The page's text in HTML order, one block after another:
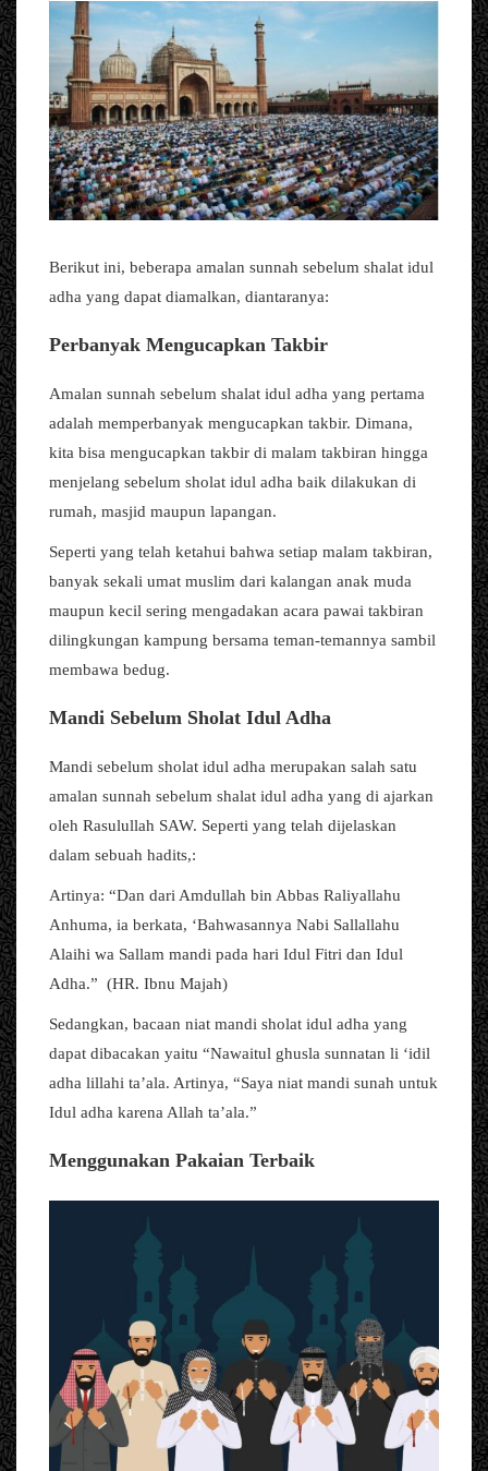
Berikut ini, beberapa amalan sunnah sebelum shalat idul
adha yang dapat diamalkan, diantaranya:
Perbanyak Mengucapkan Takbir
Amalan sunnah sebelum shalat idul adha yang pertama
adalah memperbanyak mengucapkan takbir. Dimana,
kita bisa mengucapkan takbir di malam takbiran hingga
menjelang sebelum sholat idul adha baik dilakukan di
rumah, masjid maupun lapangan.
Seperti yang telah ketahui bahwa setiap malam takbiran,
banyak sekali umat muslim dari kalangan anak muda
maupun kecil sering mengadakan acara pawai takbiran
dilingkungan kampung bersama teman-temannya sambil
membawa bedug.
Mandi Sebelum Sholat Idul Adha
Mandi sebelum sholat idul adha merupakan salah satu
amalan sunnah sebelum shalat idul adha yang di ajarkan
oleh Rasulullah SAW. Seperti yang telah dijelaskan
dalam sebuah hadits,:
Artinya: “Dan dari Amdullah bin Abbas Raliyallahu
Anhuma, ia berkata, ‘Bahwasannya Nabi Sallallahu
Alaihi wa Sallam mandi pada hari Idul Fitri dan Idul
Adha.” (HR. Ibnu Majah)
Sedangkan, bacaan niat mandi sholat idul adha yang
dapat dibacakan yaitu “Nawaitul ghusla sunnatan li ‘idil
adha lillahi ta’ala. Artinya, “Saya niat mandi sunah untuk
Idul adha karena Allah ta’ala.”
Menggunakan Pakaian Terbaik